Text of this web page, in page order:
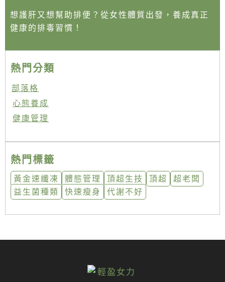
想護肝又想幫助排便？從女性體質出發，養成真正
健康的排毒習慣！
熱門分類
部落格
心態養成
健康管理
熱門標籤
黃金速纖凍 體態管理 頂超生技 頂超
超老闆
益生菌種類
快速瘦身 代謝不好